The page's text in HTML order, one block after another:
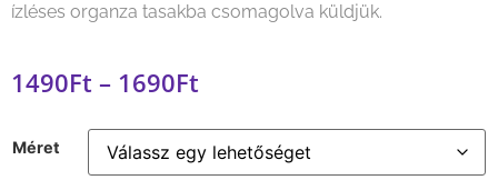
ízléses organza tasakba csomagolva küldjük.
1490Ft – 1690Ft
Méret